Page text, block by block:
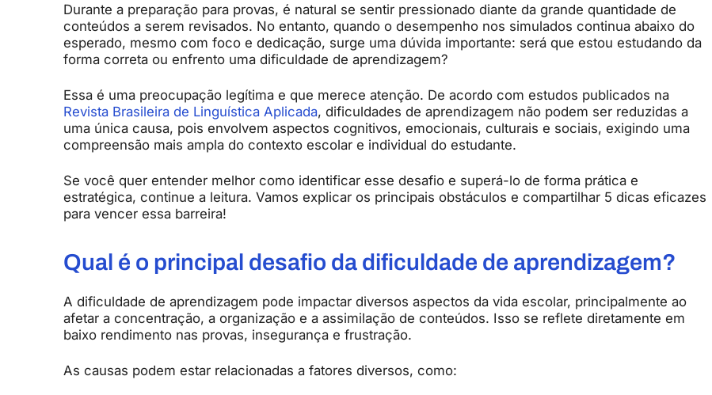
Durante a preparação para provas, é natural se sentir pressionado diante da grande quantidade de
conteúdos a serem revisados. No entanto, quando o desempenho nos simulados continua abaixo do
esperado, mesmo com foco e dedicação, surge uma dúvida importante: será que estou estudando da
forma correta ou enfrento uma dificuldade de aprendizagem?
Essa é uma preocupação legítima e que merece atenção. De acordo com estudos publicados na
Revista Brasileira de Linguística Aplicada, dificuldades de aprendizagem não podem ser reduzidas a
uma única causa, pois envolvem aspectos cognitivos, emocionais, culturais e sociais, exigindo uma
compreensão mais ampla do contexto escolar e individual do estudante.
Se você quer entender melhor como identificar esse desafio e superá-lo de forma prática e
estratégica, continue a leitura. Vamos explicar os principais obstáculos e compartilhar 5 dicas eficazes
para vencer essa barreira!
Qual é o principal desafio da dificuldade de aprendizagem?
A dificuldade de aprendizagem pode impactar diversos aspectos da vida escolar, principalmente ao
afetar a concentração, a organização e a assimilação de conteúdos. Isso se reflete diretamente em
baixo rendimento nas provas, insegurança e frustração.
As causas podem estar relacionadas a fatores diversos, como: